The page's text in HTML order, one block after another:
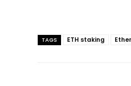
TAGS ETH staking